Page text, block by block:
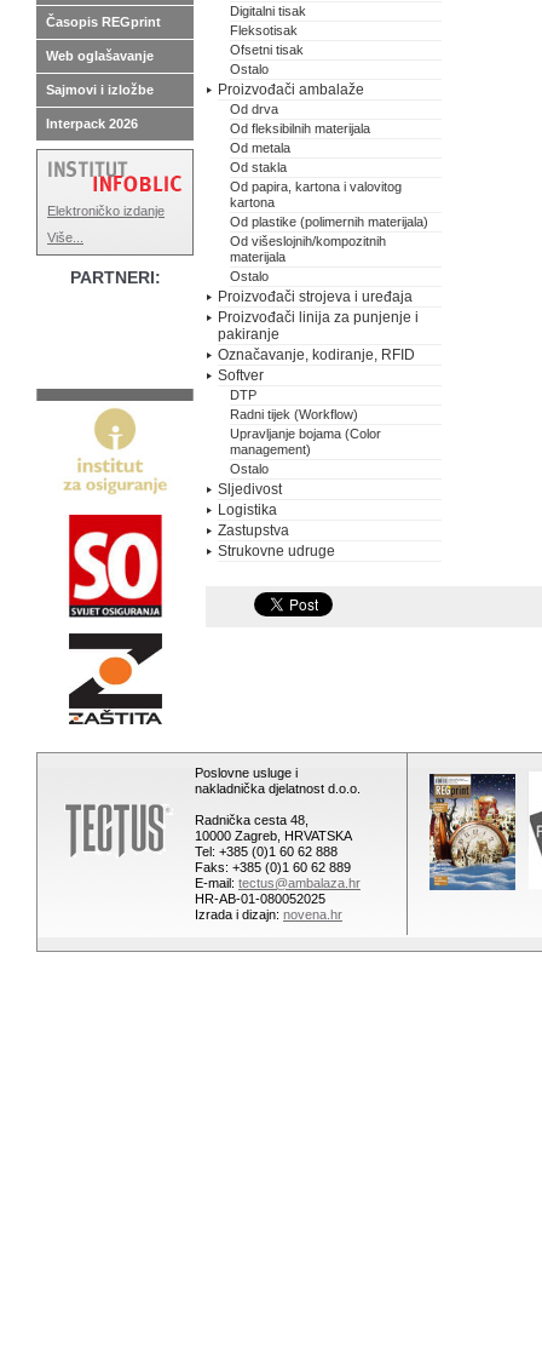
Digitalni tisak
Fleksotisak
Ofsetni tisak
Ostalo
Proizvođači ambalaže
Od drva
Od fleksibilnih materijala
Od metala
Od stakla
Od papira, kartona i valovitog
kartona
Od plastike (polimernih materijala)
Od višeslojnih/kompozitnih
materijala
Ostalo
Proizvođači strojeva i uređaja
Proizvođači linija za punjenje i
pakiranje
Označavanje, kodiranje, RFID
Softver
DTP
Radni tijek (Workflow)
Upravljanje bojama (Color
management)
Ostalo
Sljedivost
Logistika
Zastupstva
Strukovne udruge
Časopis REGprint
Web oglašavanje
Sajmovi i izložbe
Interpack 2026
Elektroničko izdanje
Više...
PARTNERI:
Poslovne usluge i
nakladnička djelatnost d.o.o.
Radnička cesta 48,
10000 Zagreb, HRVATSKA
Tel: +385 (0)1 60 62 888
Faks: +385 (0)1 60 62 889
E-mail: tectus@ambalaza.hr
HR-AB-01-080052025
Izrada i dizajn: novena.hr